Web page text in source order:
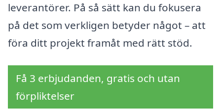
leverantörer. På så sätt kan du fokusera
på det som verkligen betyder något – att
föra ditt projekt framåt med rätt stöd.
Få 3 erbjudanden, gratis och utan
förpliktelser